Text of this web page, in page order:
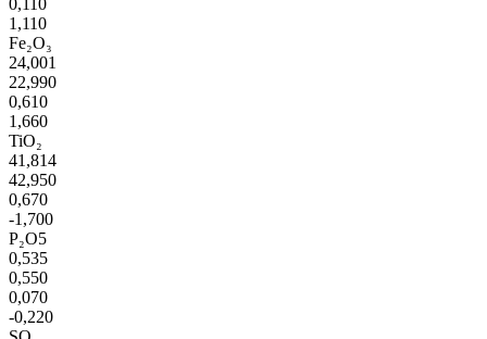
0,110
1,110
Fe₂O₃
24,001
22,990
0,610
1,660
TiO₂
41,814
42,950
0,670
-1,700
P₂O5
0,535
0,550
0,070
-0,220